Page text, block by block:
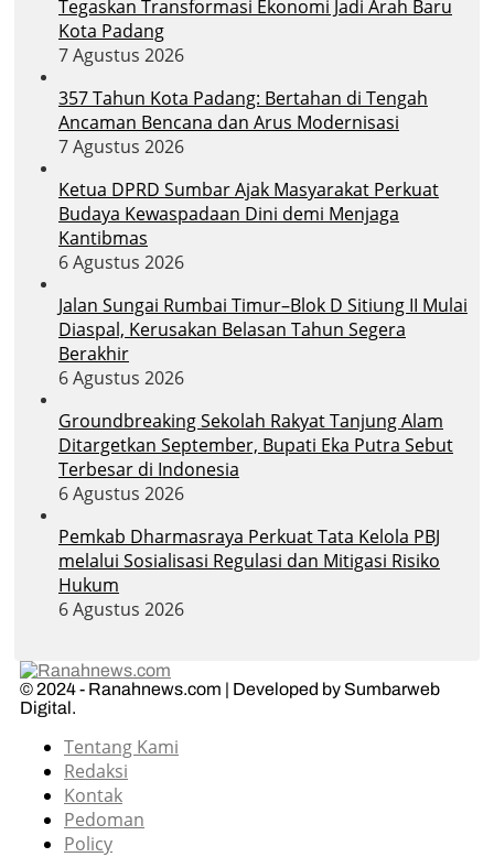
Tegaskan Transformasi Ekonomi Jadi Arah Baru
Kota Padang
7 Agustus 2026
357 Tahun Kota Padang: Bertahan di Tengah
Ancaman Bencana dan Arus Modernisasi
7 Agustus 2026
Ketua DPRD Sumbar Ajak Masyarakat Perkuat
Budaya Kewaspadaan Dini demi Menjaga
Kantibmas
6 Agustus 2026
Jalan Sungai Rumbai Timur–Blok D Sitiung II Mulai
Diaspal, Kerusakan Belasan Tahun Segera
Berakhir
6 Agustus 2026
Groundbreaking Sekolah Rakyat Tanjung Alam
Ditargetkan September, Bupati Eka Putra Sebut
Terbesar di Indonesia
6 Agustus 2026
Pemkab Dharmasraya Perkuat Tata Kelola PBJ
melalui Sosialisasi Regulasi dan Mitigasi Risiko
Hukum
6 Agustus 2026
© 2024 - Ranahnews.com | Developed by Sumbarweb
Digital.
Tentang Kami
Redaksi
Kontak
Pedoman
Policy